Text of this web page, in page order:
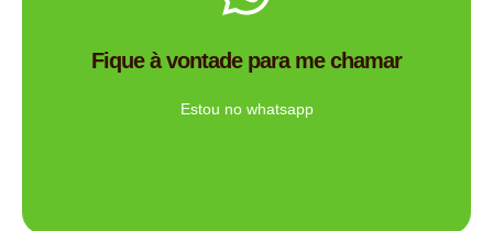
Fique à vontade para me chamar
Estou no whatsapp
Ligue Agora!
Tem dúvidas se a Mimos Personalizado é a empresa